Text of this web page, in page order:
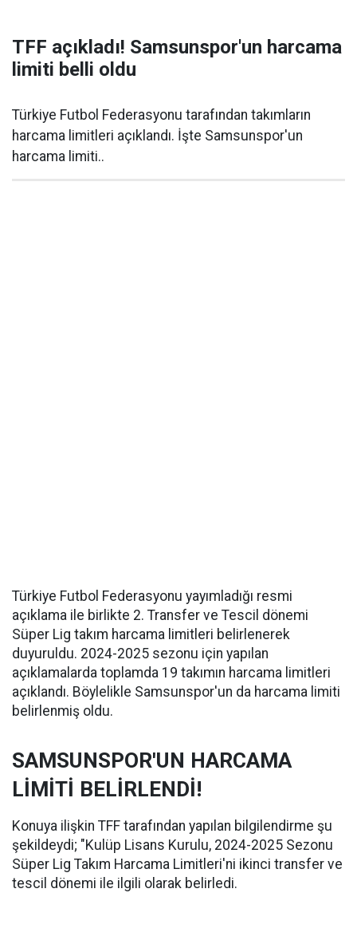
TFF açıkladı! Samsunspor'un harcama
limiti belli oldu
Türkiye Futbol Federasyonu tarafından takımların
harcama limitleri açıklandı. İşte Samsunspor'un
harcama limiti..
Türkiye Futbol Federasyonu yayımladığı resmi
açıklama ile birlikte 2. Transfer ve Tescil dönemi
Süper Lig takım harcama limitleri belirlenerek
duyuruldu. 2024-2025 sezonu için yapılan
açıklamalarda toplamda 19 takımın harcama limitleri
açıklandı. Böylelikle Samsunspor'un da harcama limiti
belirlenmiş oldu.
SAMSUNSPOR'UN HARCAMA
LİMİTİ BELİRLENDİ!
Konuya ilişkin TFF tarafından yapılan bilgilendirme şu
şekildeydi; "Kulüp Lisans Kurulu, 2024-2025 Sezonu
Süper Lig Takım Harcama Limitleri'ni ikinci transfer ve
tescil dönemi ile ilgili olarak belirledi.